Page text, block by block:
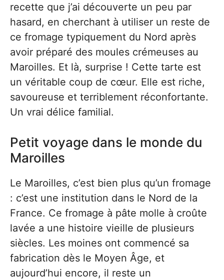
recette que j’ai découverte un peu par
hasard, en cherchant à utiliser un reste de
ce fromage typiquement du Nord après
avoir préparé des moules crémeuses au
Maroilles. Et là, surprise ! Cette tarte est
un véritable coup de cœur. Elle est riche,
savoureuse et terriblement réconfortante.
Un vrai délice familial.
Petit voyage dans le monde du
Maroilles
Le Maroilles, c’est bien plus qu’un fromage
: c’est une institution dans le Nord de la
France. Ce fromage à pâte molle à croûte
lavée a une histoire vieille de plusieurs
siècles. Les moines ont commencé sa
fabrication dès le Moyen Âge, et
aujourd’hui encore, il reste un